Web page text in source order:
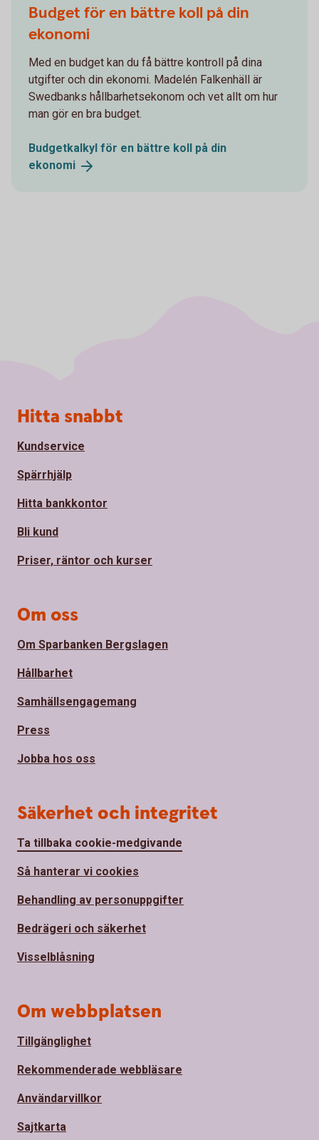
Budget för en bättre koll på din
ekonomi
Med en budget kan du få bättre kontroll på dina
utgifter och din ekonomi. Madelén Falkenhäll är
Swedbanks hållbarhetsekonom och vet allt om hur
man gör en bra budget.
Budgetkalkyl för en bättre koll på din
ekonomi
Sidfot
Hitta snabbt
Kundservice
Spärrhjälp
Hitta bankkontor
Bli kund
Priser, räntor och kurser
Om oss
Om Sparbanken Bergslagen
Hållbarhet
Samhällsengagemang
Press
Jobba hos oss
Säkerhet och integritet
Ta tillbaka cookie-medgivande
Så hanterar vi cookies
Behandling av personuppgifter
Bedrägeri och säkerhet
Visselblåsning
Om webbplatsen
Tillgänglighet
Rekommenderade webbläsare
Användarvillkor
Sajtkarta